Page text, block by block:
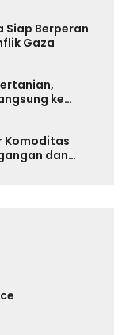
Siap Berperan
Gaza
ke
Komoditas
dan